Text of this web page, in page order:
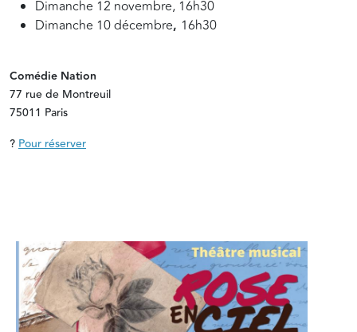
Dimanche 12 novembre, 16h30
Dimanche 10 décembre, 16h30
Comédie Nation
77 rue de Montreuil
75011 Paris
?Pour réserver